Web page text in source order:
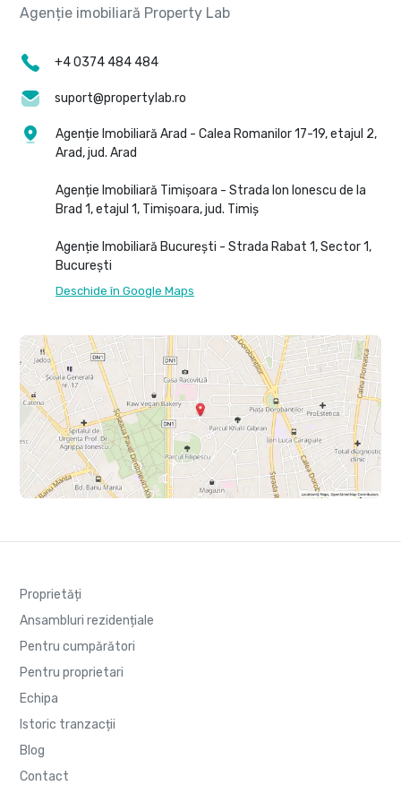
+4 0374 484 484
suport@propertylab.ro
Agenție Imobiliară Arad - Calea Romanilor 17-19, etajul 2,
Arad, jud. Arad
Agenție Imobiliară Timișoara - Strada Ion Ionescu de la
Brad 1, etajul 1, Timișoara, jud. Timiș
Agenție Imobiliară București - Strada Rabat 1, Sector 1,
București
Deschide în Google Maps
Proprietăți
Ansambluri rezidențiale
Pentru cumpărători
Pentru proprietari
Echipa
Istoric tranzacții
Blog
Contact